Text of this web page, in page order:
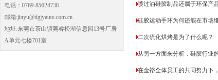
电话：0769-85624738
邮箱:jinyu@dgjyauto.com.cn
地址:东莞市茶山镇莞睿松湖信息园13号厂房
A单元七楼701室
喷过油硅胶制品还属于环保产
硅胶运动手环为何还能在市场
二次硫化烘烤是为了什么呢？
从另一方面来分析，硅胶行业
在金裕全体员工的共同努力下